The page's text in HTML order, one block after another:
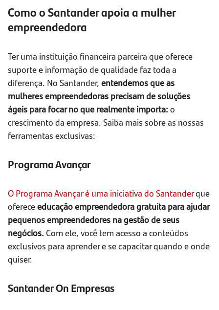
Como o Santander apoia a mulher
empreendedora
Ter uma instituição financeira parceira que oferece
suporte e informação de qualidade faz toda a
diferença. No Santander, entendemos que as
mulheres empreendedoras precisam de soluções
ágeis para focar no que realmente importa: o
crescimento da empresa. Saiba mais sobre as nossas
ferramentas exclusivas:
Programa Avançar
O Programa Avançar é uma iniciativa do Santanderque
ofereceeducação empreendedora gratuita para ajudar
pequenos empreendedores na gestão de seus
negócios. Com ele, você tem acesso a conteúdos
exclusivos para aprender e se capacitar quando e onde
quiser.
Santander On Empresas